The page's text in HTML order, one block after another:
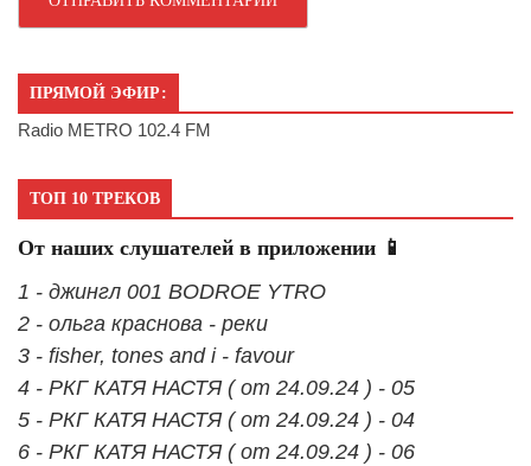
ПРЯМОЙ ЭФИР:
Radio METRO 102.4 FM
ТОП 10 ТРЕКОВ
От наших слушателей в приложении 📱
1 - джингл 001 BODROE YTRO
2 - ольга краснова - реки
3 - fisher, tones and i - favour
4 - РКГ КАТЯ НАСТЯ ( от 24.09.24 ) - 05
5 - РКГ КАТЯ НАСТЯ ( от 24.09.24 ) - 04
6 - РКГ КАТЯ НАСТЯ ( от 24.09.24 ) - 06